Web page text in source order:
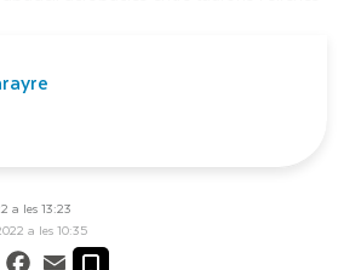
a les 13:23
a les 10:35
LinkedInFacebook
Email